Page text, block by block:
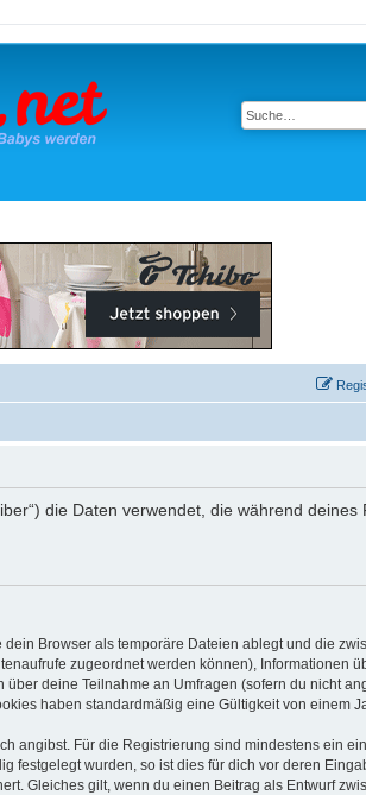
die Daten verwendet, die während deines
Browser als temporäre Dateien ablegt und die
zugeordnet werden können), Informationen
deine Teilnahme an Umfragen (sofern du nicht
haben standardmäßig eine Gültigkeit von einem
angibst. Für die Registrierung sind mindestens ein
festgelegt wurden, so ist dies für dich vor deren
Gleiches gilt, wenn du einen Beitrag als Entwurf